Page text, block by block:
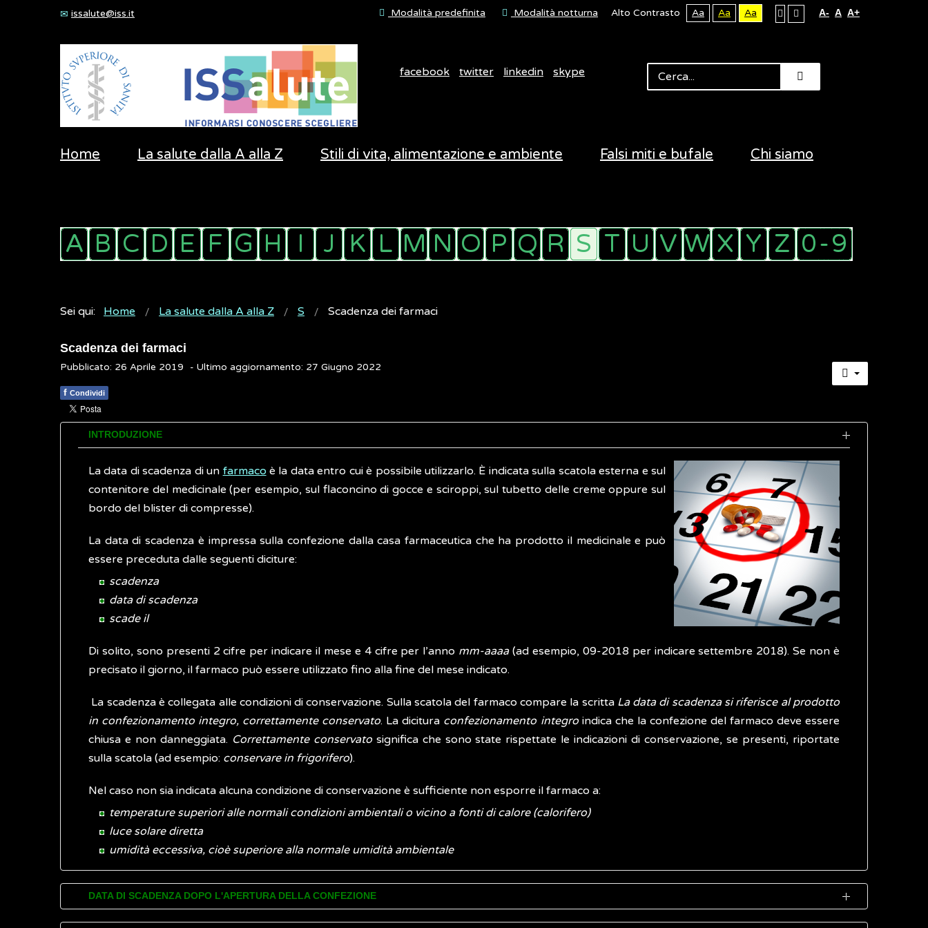
issalute@iss.it Modalità predefinita Modalità notturna Alto Contrasto Aa Aa Aa A- A A+
facebook twitter linkedin skype
Home La salute dalla A alla Z Stili di vita, alimentazione e ambiente Falsi miti e bufale Chi siamo
Sei qui: Home La salute dalla A alla Z S Scadenza dei farmaci
Scadenza dei farmaci
Pubblicato: 26 Aprile 2019 - Ultimo aggiornamento: 27 Giugno 2022
f Condividi
INTRODUZIONE
La data di scadenza di un farmaco è la data entro cui è possibile utilizzarlo. È indicata sulla scatola esterna e sul
contenitore del medicinale (per esempio, sul flaconcino di gocce e sciroppi, sul tubetto delle creme oppure sul
bordo del blister di compresse).
La data di scadenza è impressa sulla confezione dalla casa farmaceutica che ha prodotto il medicinale e può
essere preceduta dalle seguenti diciture:
scadenza
data di scadenza
scade il
Di solito, sono presenti 2 cifre per indicare il mese e 4 cifre per l’anno mm-aaaa(ad esempio, 09-2018 per indicare settembre 2018). Se non è
precisato il giorno, il farmaco può essere utilizzato fino alla fine del mese indicato.
La scadenza è collegata alle condizioni di conservazione. Sulla scatola del farmaco compare la scritta La data di scadenza si riferisce al prodotto
in confezionamento integro, correttamente conservato. La dicitura confezionamento integroindica che la confezione del farmaco deve essere
chiusa e non danneggiata. Correttamente conservatosignifica che sono state rispettate le indicazioni di conservazione, se presenti, riportate
sulla scatola (ad esempio: conservare in frigorifero).
Nel caso non sia indicata alcuna condizione di conservazione è sufficiente non esporre il farmaco a:
temperature superiori alle normali condizioni ambientali o vicino a fonti di calore (calorifero)
luce solare diretta
umidità eccessiva, cioè superiore alla normale umidità ambientale
DATA DI SCADENZA DOPO L'APERTURA DELLA CONFEZIONE